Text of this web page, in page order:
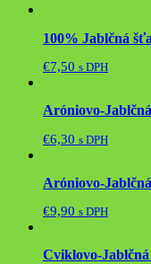
100% Jablčná
€7,50 s DPH
Aróniovo-
€6,30 s DPH
Aróniovo-
€9,90 s DPH
Cviklovo-